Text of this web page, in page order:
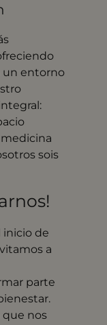
un entorno
sois
inicio de
a
parte
que nos